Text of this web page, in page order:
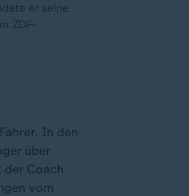
er seine
ZDF-
In den
über
Coach
vom